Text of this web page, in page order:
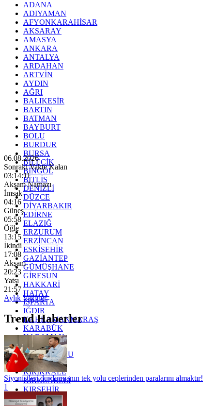
ADANA
ADIYAMAN
AFYONKARAHİSAR
AKSARAY
AMASYA
ANKARA
ANTALYA
ARDAHAN
ARTVİN
AYDIN
AĞRI
BALIKESİR
BARTIN
BATMAN
BAYBURT
BOLU
BURDUR
BURSA
BİLECİK
BİNGÖL
BİTLİS
DENİZLİ
DÜZCE
DİYARBAKIR
EDİRNE
ELAZIĞ
ERZURUM
ERZİNCAN
ESKİŞEHİR
GAZİANTEP
GÜMÜŞHANE
GİRESUN
HAKKARİ
HATAY
ISPARTA
IĞDIR
KAHRAMANMARAŞ
KARABÜK
KARAMAN
KARS
KASTAMONU
KAYSERİ
KIRIKKALE
KIRKLARELİ
KIRŞEHİR
KOCAELİ
06.08.2026
Sonraki Vakte Kalan
03:14:09
Akşam Namazı
İmsak
04:16
Güneş
05:58
Öğle
13:15
İkindi
17:08
Akşam
20:23
Yatsı
21:57
Aylık Vakitler
Trend Haberler
Siyonistleri durdurmanın tek yolu ceplerinden paralarını almaktır!
1